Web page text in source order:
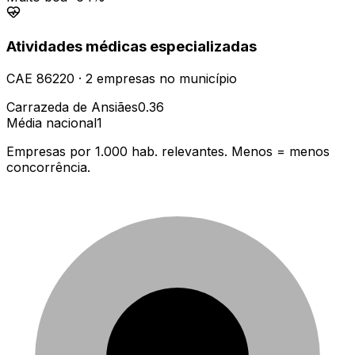
Atividades médicas especializadas
CAE 86220 · 2 empresas no município
Carrazeda de Ansiães0.36
Média nacional1
Empresas por 1.000 hab. relevantes. Menos = menos
concorrência.